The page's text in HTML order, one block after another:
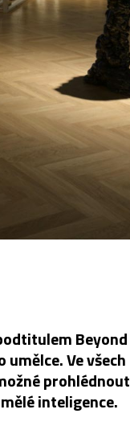
Beyond
Ve všech
prohlédnout
inteligence.